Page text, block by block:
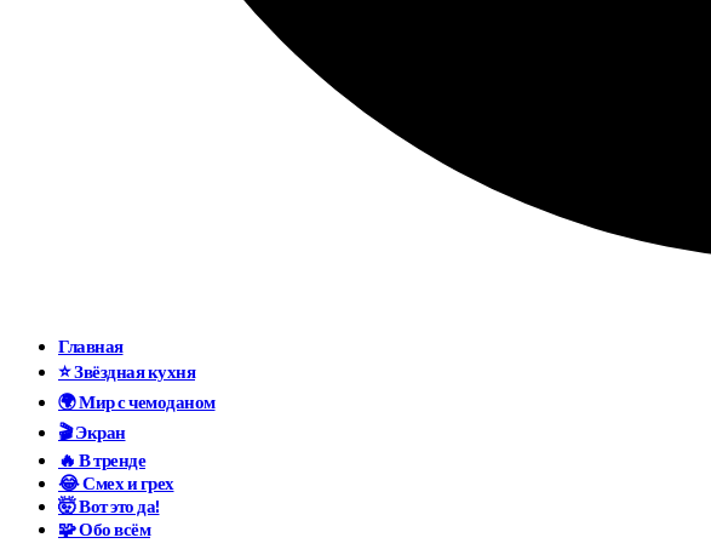
Главная
⭐ Звёздная кухня
🌍 Мир с чемоданом
🎬 Экран
🔥 В тренде
😂 Смех и грех
🤯 Вот это да!
🧩 Обо всём